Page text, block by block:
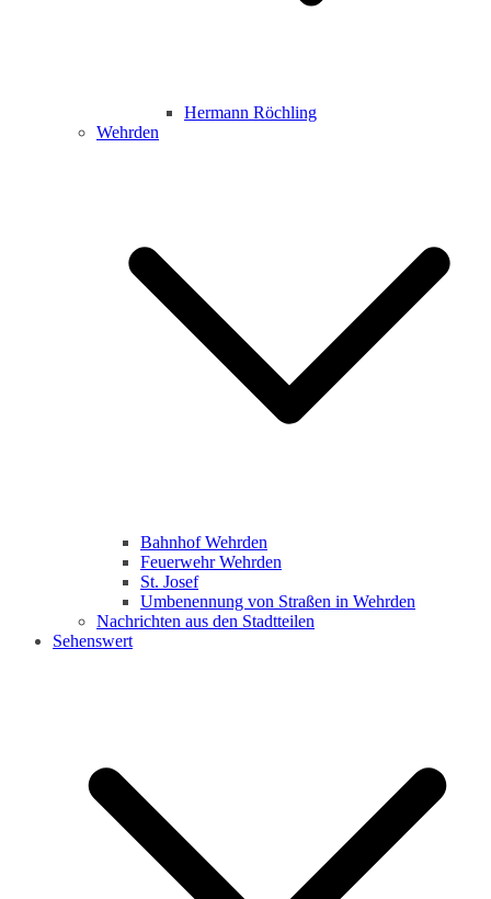
Hermann Röchling
Wehrden
Bahnhof Wehrden
Feuerwehr Wehrden
St. Josef
Umbenennung von Straßen in Wehrden
Nachrichten aus den Stadtteilen
Sehenswert